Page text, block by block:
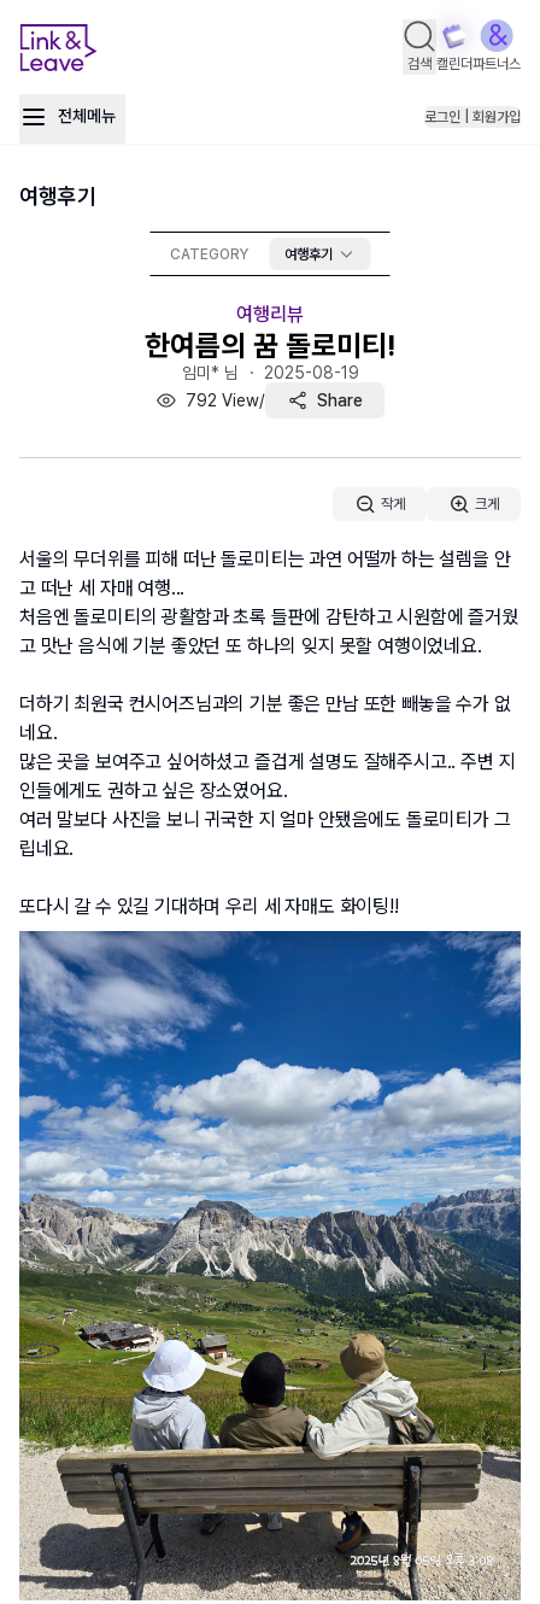
검색 캘린더파트너스
전체메뉴 로그인 | 회원가입
여행후기
CATEGORY 여행후기
여행리뷰
한여름의 꿈 돌로미티!
임미* 님 ・ 2025-08-19
792 View/ Share
작게 크게
서울의 무더위를 피해 떠난 돌로미티는 과연 어떨까 하는 설렘을 안
고 떠난 세 자매 여행...
처음엔 돌로미티의 광활함과 초록 들판에 감탄하고 시원함에 즐거웠
고 맛난 음식에 기분 좋았던 또 하나의 잊지 못할 여행이었네요.
더하기 최원국 컨시어즈님과의 기분 좋은 만남 또한 빼놓을 수가 없
네요.
많은 곳을 보여주고 싶어하셨고 즐겁게 설명도 잘해주시고.. 주변 지
인들에게도 권하고 싶은 장소였어요.
여러 말보다 사진을 보니 귀국한 지 얼마 안됐음에도 돌로미티가 그
립네요.
또다시 갈 수 있길 기대하며 우리 세 자매도 화이팅!!